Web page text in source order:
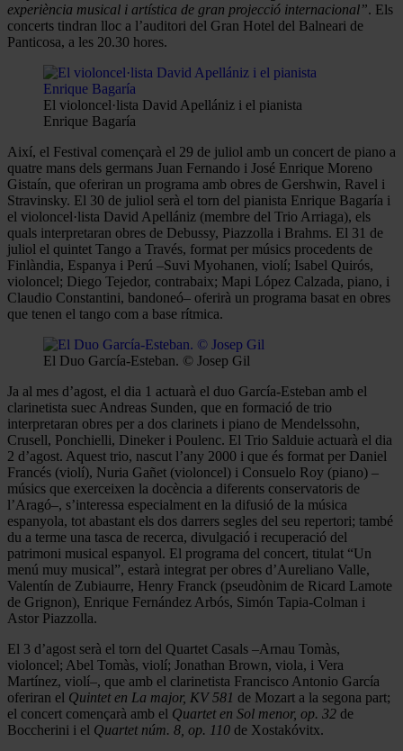
experiència musical i artística de gran projecció internacional”. Els
concerts tindran lloc a l’auditori del Gran Hotel del Balneari de
Panticosa, a les 20.30 hores.
El violoncel·lista David Apellániz i el pianista
Enrique Bagaría
Així, el Festival començarà el 29 de juliol amb un concert de piano a
quatre mans dels germans Juan Fernando i José Enrique Moreno
Gistaín, que oferiran un programa amb obres de Gershwin, Ravel i
Stravinsky. El 30 de juliol serà el torn del pianista Enrique Bagaría i
el violoncel·lista David Apellániz (membre del Trio Arriaga), els
quals interpretaran obres de Debussy, Piazzolla i Brahms. El 31 de
juliol el quintet Tango a Través, format per músics procedents de
Finlàndia, Espanya i Perú –Suvi Myohanen, violí; Isabel Quirós,
violoncel; Diego Tejedor, contrabaix; Mapi López Calzada, piano, i
Claudio Constantini, bandoneó– oferirà un programa basat en obres
que tenen el tango com a base rítmica.
El Duo García-Esteban. © Josep Gil
Ja al mes d’agost, el dia 1 actuarà el duo García-Esteban amb el
clarinetista suec Andreas Sunden, que en formació de trio
interpretaran obres per a dos clarinets i piano de Mendelssohn,
Crusell, Ponchielli, Dineker i Poulenc. El Trio Salduie actuarà el dia
2 d’agost. Aquest trio, nascut l’any 2000 i que és format per Daniel
Francés (violí), Nuria Gañet (violoncel) i Consuelo Roy (piano) –
músics que exerceixen la docència a diferents conservatoris de
l’Aragó–, s’interessa especialment en la difusió de la música
espanyola, tot abastant els dos darrers segles del seu repertori; també
du a terme una tasca de recerca, divulgació i recuperació del
patrimoni musical espanyol. El programa del concert, titulat “Un
menú muy musical”, estarà integrat per obres d’Aureliano Valle,
Valentín de Zubiaurre, Henry Franck (pseudònim de Ricard Lamote
de Grignon), Enrique Fernández Arbós, Simón Tapia-Colman i
Astor Piazzolla.
El 3 d’agost serà el torn del Quartet Casals –Arnau Tomàs,
violoncel; Abel Tomàs, violí; Jonathan Brown, viola, i Vera
Martínez, violí–, que amb el clarinetista Francisco Antonio García
oferiran el Quintet en La major, KV 581 de Mozart a la segona part;
el concert començarà amb el Quartet en Sol menor, op. 32 de
Boccherini i el Quartet núm. 8, op. 110 de Xostakóvitx.